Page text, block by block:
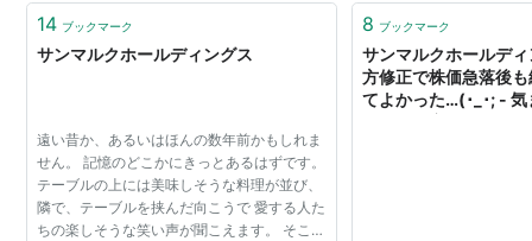
14 ブックマーク
サンマルクホールディングス
遠い昔か、あるいはほんの数年前かもしれま
せん。 記憶のどこかにきっとあるはずです。
テーブルの上には美味しそうな料理が並び、
隣で、テーブルを挟んだ向こうで 愛する人た
ちの楽しそうな笑い声が聞こえます。 そこに
8 ブックマーク
サンマルクホールデ
方修正で株価急落後
てよかった…(･_･; -